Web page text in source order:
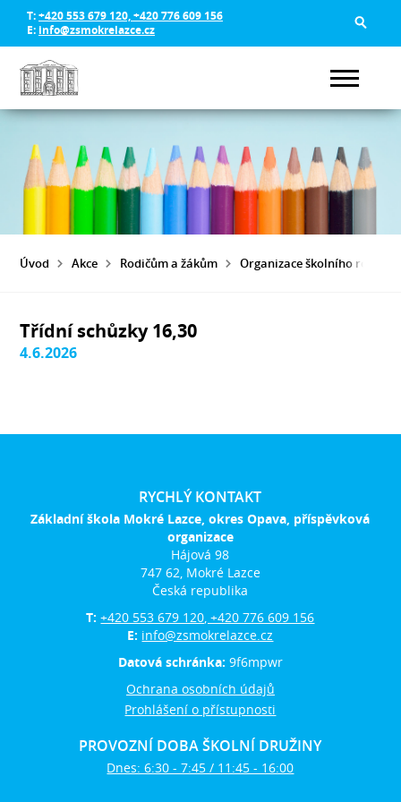
T:+420 553 679 120, +420 776 609 156
E: info@zsmokrelazce.cz
Úvod Akce Rodičům a žákům Organizace školního roku
Třídní schůzky 16,30
4.6.2026
RYCHLÝ KONTAKT
Základní škola Mokré Lazce, okres Opava, příspěvková
organizace
Hájová 98
747 62, Mokré Lazce
Česká republika
T:+420 553 679 120, +420 776 609 156
E: info@zsmokrelazce.cz
Datová schránka: 9f6mpwr
Ochrana osobních údajů
Prohlášení o přístupnosti
PROVOZNÍ DOBA ŠKOLNÍ DRUŽINY
Dnes: 6:30 - 7:45 / 11:45 - 16:00